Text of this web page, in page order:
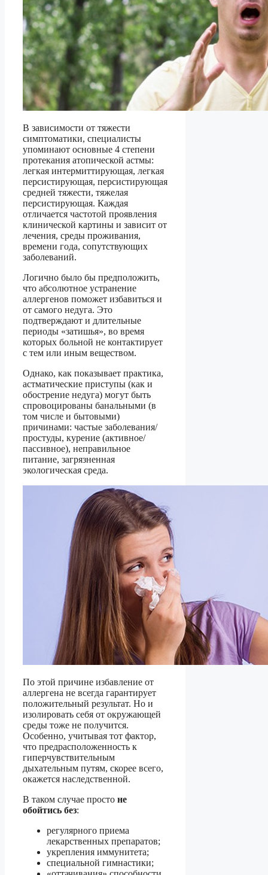
В зависимости от тяжести
симптоматики, специалисты
упоминают основные 4 степени
протекания атопической астмы:
легкая интермиттирующая, легкая
персистирующая, персистирующая
средней тяжести, тяжелая
персистирующая. Каждая
отличается частотой проявления
клинической картины и зависит от
лечения, среды проживания,
времени года, сопутствующих
заболеваний.
Логично было бы предположить,
что абсолютное устранение
аллергенов поможет избавиться и
от самого недуга. Это
подтверждают и длительные
периоды «затишья», во время
которых больной не контактирует
с тем или иным веществом.
Однако, как показывает практика,
астматические приступы (как и
обострение недуга) могут быть
спровоцированы банальными (в
том числе и бытовыми)
причинами: частые заболевания/
простуды, курение (активное/
пассивное), неправильное
питание, загрязненная
экологическая среда.
По этой причине избавление от
аллергена не всегда гарантирует
положительный результат. Но и
изолировать себя от окружающей
среды тоже не получится.
Особенно, учитывая тот фактор,
что предрасположенность к
гиперчувствительным
дыхательным путям, скорее всего,
окажется наследственной.
В таком случае просто не
обойтись без:
регулярного приема
лекарственных препаратов;
укрепления иммунитета;
специальной гимнастики;